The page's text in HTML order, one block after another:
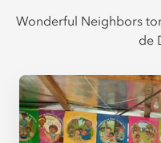
Wonderful Neighbors
de